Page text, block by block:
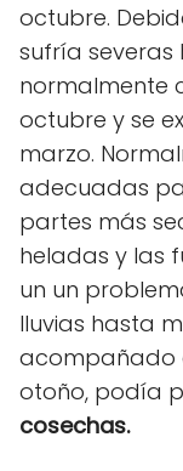
octubre.
sufría severas
normalmente
octubre y se
marzo.
adecuadas
partes más
heladas y las
un un
lluvias hasta
acompañado
otoño, podía
cosechas.